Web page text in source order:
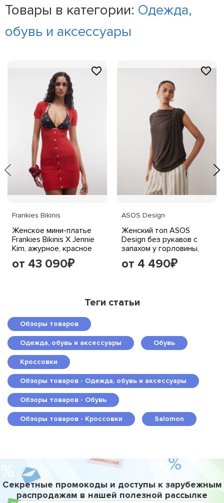
Товары в категории: Одежда,
обувь и аксессуары
Frankies Bikinis
Женское мини-платье
Frankies Bikinis X Jennie
Kim, ажурное, красное
от 43 090₽
ASOS Design
Женский топ ASOS
Design без рукавов с
запахом у горловины,
шоколадный
от 4 490₽
Теги статьи
Обзоры товаров
Одежда, обувь и аксессуары Обувь
Кроссовки
Обзоры товаров - Одежда, обувь и аксессуары
Обзоры товаров - Обувь
Обзоры товаров - Кроссовки Salomon
Секретные промокоды и доступы к зарубежным
распродажам в нашей полезной рассылке